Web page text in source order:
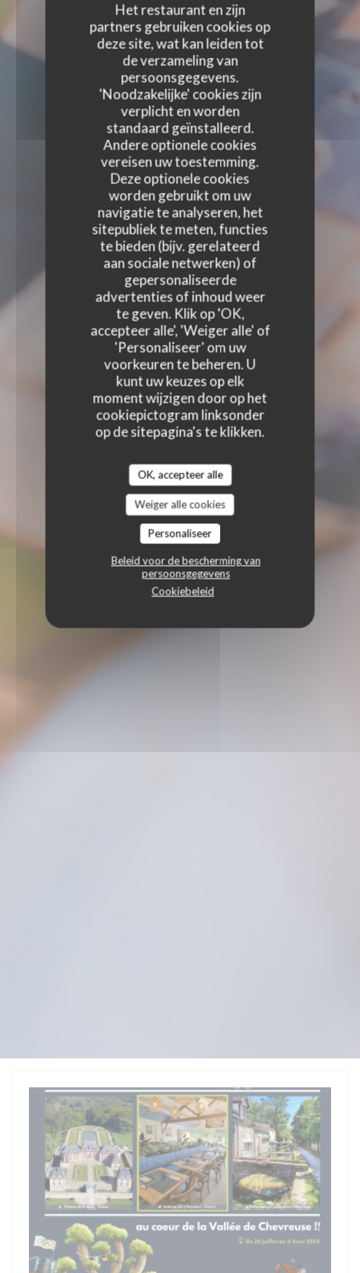
Het restaurant en zijn
partners gebruiken cookies op
deze site, wat kan leiden tot
de verzameling van
persoonsgegevens.
'Noodzakelijke' cookies zijn
verplicht en worden
standaard geïnstalleerd.
Andere optionele cookies
vereisen uw toestemming.
Deze optionele cookies
worden gebruikt om uw
navigatie te analyseren, het
sitepubliek te meten, functies
te bieden (bijv. gerelateerd
aan sociale netwerken) of
gepersonaliseerde
advertenties of inhoud weer
te geven. Klik op 'OK,
accepteer alle', 'Weiger alle' of
'Personaliseer' om uw
voorkeuren te beheren. U
kunt uw keuzes op elk
moment wijzigen door op het
cookiepictogram linksonder
op de sitepagina's te klikken.
OK, accepteer alle
Weiger alle cookies
Personaliseer
Beleid voor de bescherming van
persoonsgegevens
Cookiebeleid